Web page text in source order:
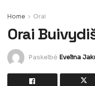
Home Orai
Orai
Paskelbė Evelina